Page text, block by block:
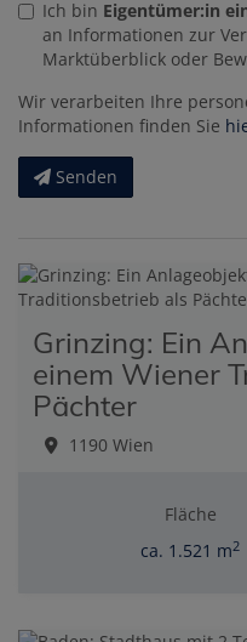
Ich bin Eigentümer:in
an Informationen zur
Marktüberblick oder
Wir verarbeiten Ihre
Informationen finden Sie
Senden
Grinzing: Ein
einem Wiener
Pächter
1190 Wien
Fläche
ca. 1.521 m2